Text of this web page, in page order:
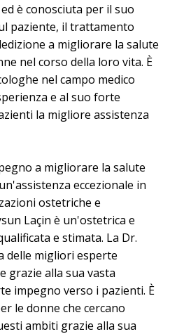
è conosciuta per il suo
paziente, il trattamento
a migliorare la salute
nel corso della loro vita. È
nel campo medico
e al suo forte
la migliore assistenza
a migliorare la salute
eccezionale in
ostetriche e
Laçin è un'ostetrica e
e stimata. La Dr.
delle migliori esperte
grazie alla sua vasta
impegno verso i pazienti. È
le donne che cercano
ambiti grazie alla sua